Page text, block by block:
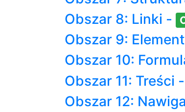
Obszar 8: Linki -
Obszar 9:
Obszar 10:
Obszar 11: Treści -
Obszar 12: